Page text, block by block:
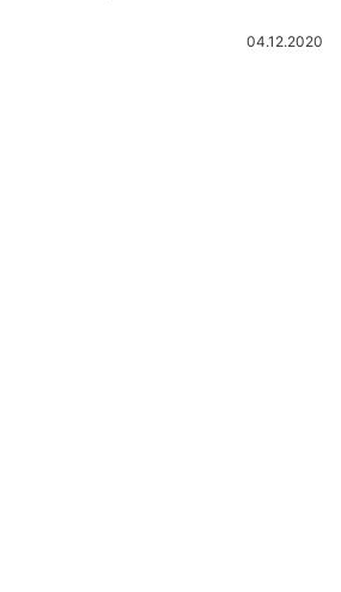
04.12.2020